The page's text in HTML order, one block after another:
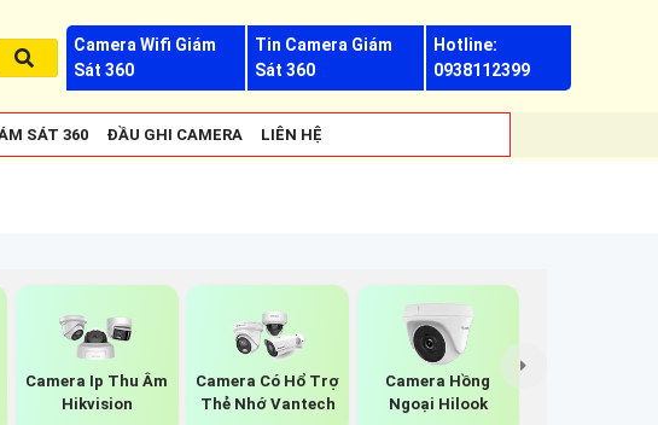
Camera Wifi Giám
Sát 360
Tin Camera Giám
Sát 360
Hotline:
0938112399
SÁT 360 ĐẦU GHI CAMERA LIÊN HỆ
Camera Ip Thu Âm
Hikvision
Camera Có Hổ Trợ
Thẻ Nhớ Vantech
Camera Hồng
Ngoại Hilook